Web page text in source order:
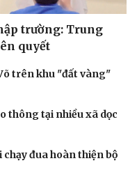
trường: Trung
quyết
trên khu "đất vàng"
thông tại nhiều xã dọc
đua hoàn thiện bộ